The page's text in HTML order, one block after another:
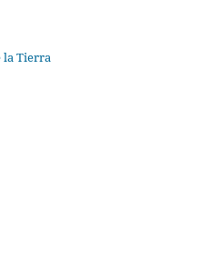
la Tierra